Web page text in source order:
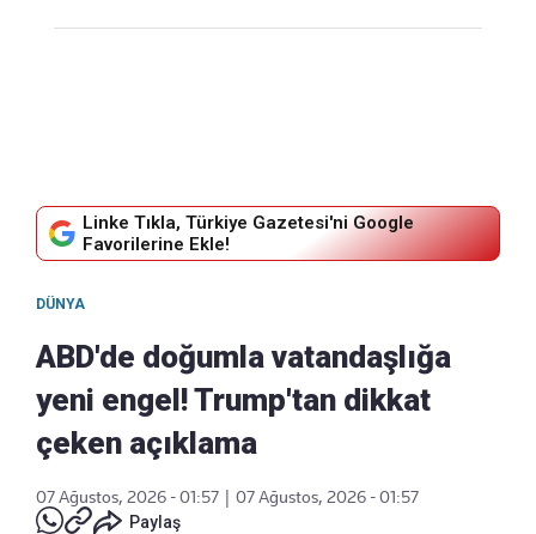
Linke Tıkla, Türkiye Gazetesi'ni Google
Favorilerine Ekle!
DÜNYA
ABD'de doğumla vatandaşlığa
yeni engel! Trump'tan dikkat
çeken açıklama
07 Ağustos, 2026 - 01:57
07 Ağustos, 2026 - 01:57
Paylaş